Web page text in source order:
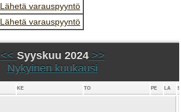
Lähetä varauspyyntö
Lähetä varauspyyntö
<< Syyskuu 2024>>
Nykyinen kuukausi
KE TO PE LA